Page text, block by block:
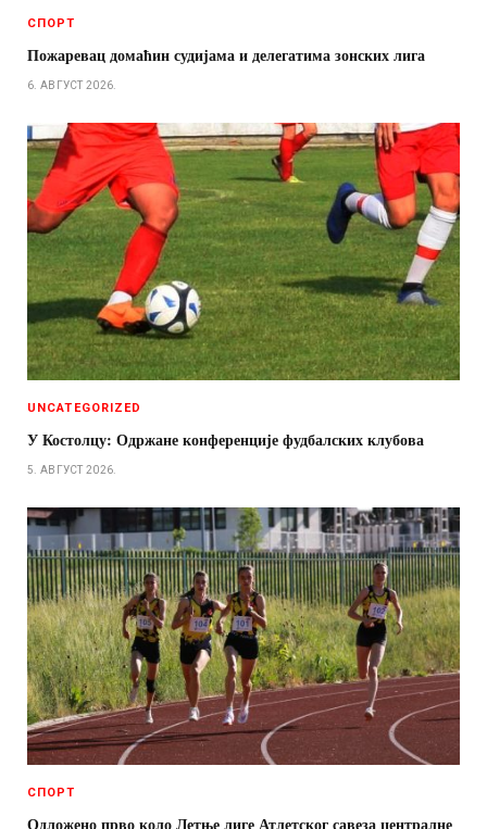
СПОРТ
Пожаревац домаћин судијама и делегатима зонских лига
6. АВГУСТ 2026.
UNCATEGORIZED
У Костолцу: Одржане конференције фудбалских клубова
5. АВГУСТ 2026.
СПОРТ
Одложено прво коло Летње лиге Атлетског савеза централне